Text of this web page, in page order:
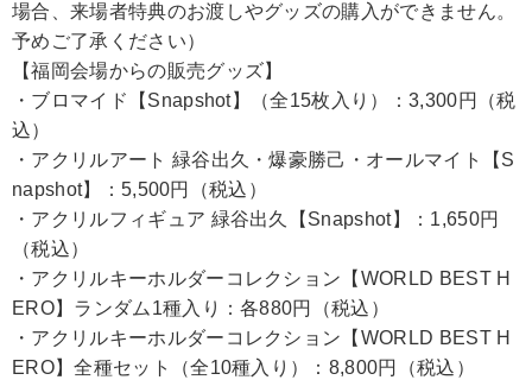
場合、来場者特典のお渡しやグッズの購入ができません。
予めご了承ください）
【福岡会場からの販売グッズ】
・ブロマイド【Snapshot】（全15枚入り）：3,300円（税
込）
・アクリルアート 緑谷出久・爆豪勝己・オールマイト【S
napshot】：5,500円（税込）
・アクリルフィギュア 緑谷出久【Snapshot】：1,650円
（税込）
・アクリルキーホルダーコレクション【WORLD BEST H
ERO】ランダム1種入り：各880円（税込）
・アクリルキーホルダーコレクション【WORLD BEST H
ERO】全種セット（全10種入り）：8,800円（税込）